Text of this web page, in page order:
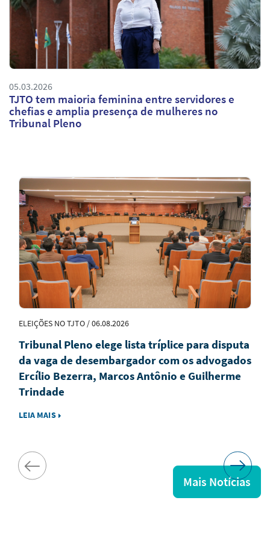
05.03.2026
TJTO tem maioria feminina entre servidores e
chefias e amplia presença de mulheres no
Tribunal Pleno
Notícias
em
Destaque
ELEIÇÕES NO TJTO / 06.08.2026
Tribunal Pleno elege lista tríplice para disputa
da vaga de desembargador com os advogados
Ercílio Bezerra, Marcos Antônio e Guilherme
Trindade
LEIA MAIS
Mais Notícias